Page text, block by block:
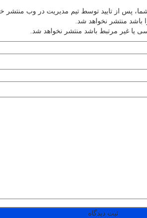
پس از تایید توسط تیم مدیریت در وب منتشر
باشد منتشر نخواهد شد.
یا غیر مرتبط باشد منتشر نخواهد شد.